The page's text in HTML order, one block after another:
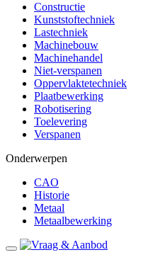
Constructie
Kunststoftechniek
Lastechniek
Machinebouw
Machinehandel
Niet-verspanen
Oppervlaktetechniek
Plaatbewerking
Robotisering
Toelevering
Verspanen
Onderwerpen
CAO
Historie
Metaal
Metaalbewerking